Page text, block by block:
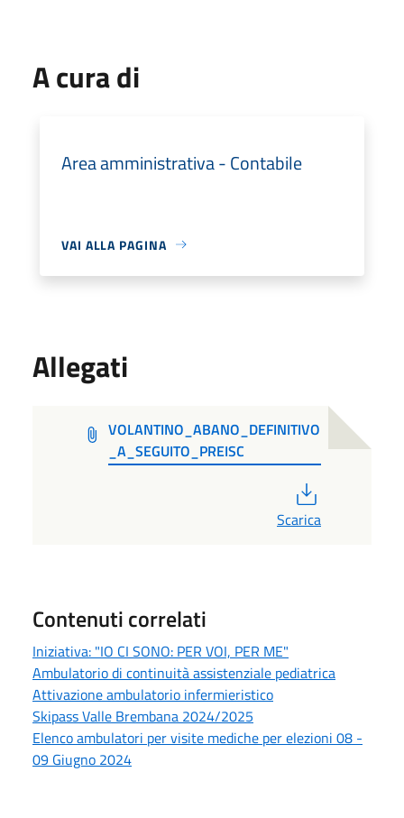
A cura di
Area amministrativa - Contabile
VAI ALLA PAGINA
Allegati
VOLANTINO_ABANO_DEFINITIVO
_A_SEGUITO_PREISC
Scarica
Contenuti correlati
Iniziativa: "IO CI SONO: PER VOI, PER ME"
Ambulatorio di continuità assistenziale pediatrica
Attivazione ambulatorio infermieristico
Skipass Valle Brembana 2024/2025
Elenco ambulatori per visite mediche per elezioni 08 -
09 Giugno 2024